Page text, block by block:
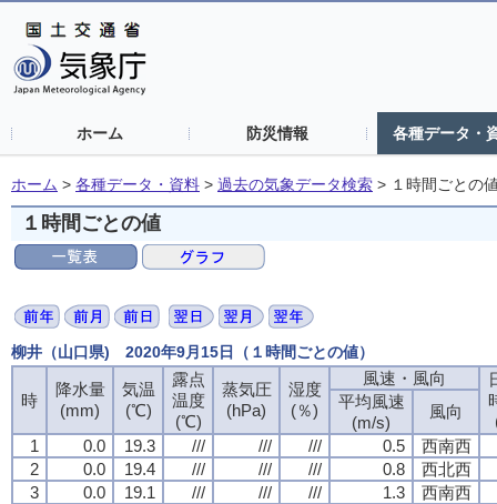
ホーム 防災情報 各種データ・
ホーム > 各種データ・資料 > 過去の気象データ検索 > １時間ごとの
１時間ごとの値
柳井（山口県) 2020年9月15日（１時間ごとの値）
時
降水量
(mm)
気温
(℃)
露点
温度
(℃)
蒸気圧
(hPa)
湿度
(％)
風速・風向
平均風速
(m/s)
風向
1
0.0 19.3 /// /// /// 0.5
西南西
2
0.0 19.4 /// /// /// 0.8
西北西
3
0.0 19.1 /// /// /// 1.3
西南西